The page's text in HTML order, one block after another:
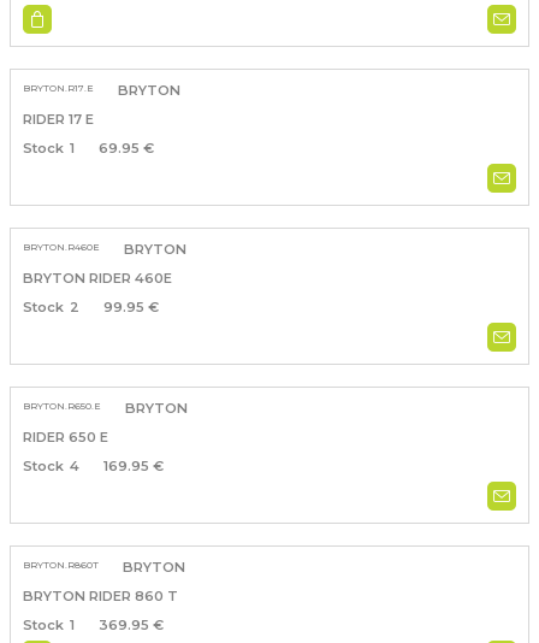
BRYTON.R17.E
BRYTON
RIDER 17 E
1
69.95 €
BRYTON.R460E
BRYTON
BRYTON RIDER 460E
2
99.95 €
BRYTON.R650.E
BRYTON
RIDER 650 E
4
169.95 €
BRYTON.R860T
BRYTON
BRYTON RIDER 860 T
1
369.95 €